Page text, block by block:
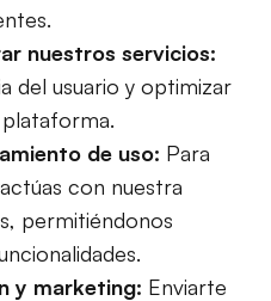
nuestros servicios:
del usuario y optimizar
de uso: Para
con nuestra
permitiéndonos
y marketing: Enviarte